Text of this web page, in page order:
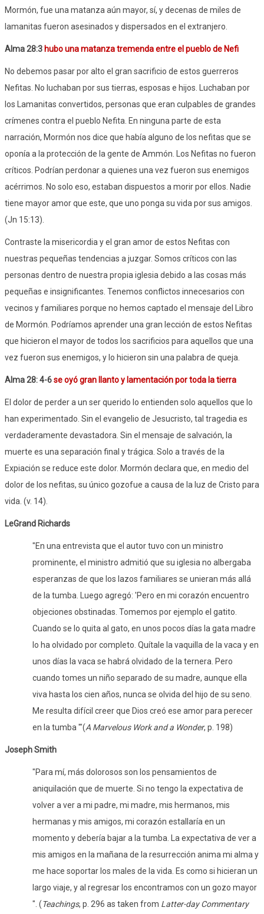
Mormón, fue una matanza aún mayor, sí, y decenas de miles de
lamanitas fueron asesinados y dispersados ​​en el extranjero.
Alma 28:3 hubo una matanza tremenda entre el pueblo de Nefi
No debemos pasar por alto el gran sacrificio de estos guerreros
Nefitas. No luchaban por sus tierras, esposas e hijos. Luchaban por
los Lamanitas convertidos, personas que eran culpables de grandes
crímenes contra el pueblo Nefita. En ninguna parte de esta
narración, Mormón nos dice que había alguno de los nefitas que se
oponía a la protección de la gente de Ammón. Los Nefitas no fueron
críticos. Podrían perdonar a quienes una vez fueron sus enemigos
acérrimos. No solo eso, estaban dispuestos a morir por ellos. Nadie
tiene mayor amor que este, que uno ponga su vida por sus amigos.
(Jn 15:13).
Contraste la misericordia y el gran amor de estos Nefitas con
nuestras pequeñas tendencias a juzgar. Somos críticos con las
personas dentro de nuestra propia iglesia debido a las cosas más
pequeñas e insignificantes. Tenemos conflictos innecesarios con
vecinos y familiares porque no hemos captado el mensaje del Libro
de Mormón. Podríamos aprender una gran lección de estos Nefitas
que hicieron el mayor de todos los sacrificios para aquellos que una
vez fueron sus enemigos, y lo hicieron sin una palabra de queja.
Alma 28: 4-6se oyó gran llanto y lamentación por toda la tierra
El dolor de perder a un ser querido lo entienden solo aquellos que lo
han experimentado. Sin el evangelio de Jesucristo, tal tragedia es
verdaderamente devastadora. Sin el mensaje de salvación, la
muerte es una separación final y trágica. Solo a través de la
Expiación se reduce este dolor. Mormón declara que, en medio del
dolor de los nefitas, su único gozofue a causa de la luz de Cristo para
vida. (v. 14).
LeGrand Richards
"En una entrevista que el autor tuvo con un ministro
prominente, el ministro admitió que su iglesia no albergaba
esperanzas de que los lazos familiares se unieran más allá
de la tumba. Luego agregó: 'Pero en mi corazón encuentro
objeciones obstinadas. Tomemos por ejemplo el gatito.
Cuando se lo quita al gato, en unos pocos días la gata madre
lo ha olvidado por completo. Quítale la vaquilla de la vaca y en
unos días la vaca se habrá olvidado de la ternera. Pero
cuando tomes un niño separado de su madre, aunque ella
viva hasta los cien años, nunca se olvida del hijo de su seno.
Me resulta difícil creer que Dios creó ese amor para perecer
en la tumba '"(A Marvelous Work and a Wonder, p. 198)
Joseph Smith
"Para mí, más dolorosos son los pensamientos de
aniquilación que de muerte. Si no tengo la expectativa de
volver a ver a mi padre, mi madre, mis hermanos, mis
hermanas y mis amigos, mi corazón estallaría en un
momento y debería bajar a la tumba. La expectativa de ver a
mis amigos en la mañana de la resurrección anima mi alma y
me hace soportar los males de la vida. Es como si hicieran un
largo viaje, y al regresar los encontramos con un gozo mayor
". (Teachings, p. 296 as taken from Latter-day Commentary